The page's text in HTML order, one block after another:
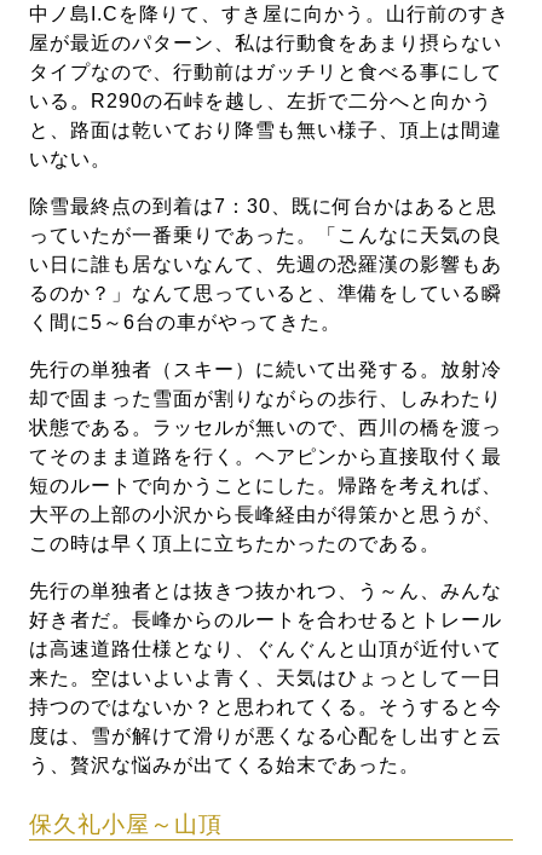
中ノ島I.Cを降りて、すき屋に向かう。山行前のすき
屋が最近のパターン、私は行動食をあまり摂らない
タイプなので、行動前はガッチリと食べる事にして
いる。R290の石峠を越し、左折で二分へと向かう
と、路面は乾いており降雪も無い様子、頂上は間違
いない。
除雪最終点の到着は7：30、既に何台かはあると思
っていたが一番乗りであった。「こんなに天気の良
い日に誰も居ないなんて、先週の恐羅漢の影響もあ
るのか？」なんて思っていると、準備をしている瞬
く間に5～6台の車がやってきた。
先行の単独者（スキー）に続いて出発する。放射冷
却で固まった雪面が割りながらの歩行、しみわたり
状態である。ラッセルが無いので、西川の橋を渡っ
てそのまま道路を行く。ヘアピンから直接取付く最
短のルートで向かうことにした。帰路を考えれば、
大平の上部の小沢から長峰経由が得策かと思うが、
この時は早く頂上に立ちたかったのである。
先行の単独者とは抜きつ抜かれつ、う～ん、みんな
好き者だ。長峰からのルートを合わせるとトレール
は高速道路仕様となり、ぐんぐんと山頂が近付いて
来た。空はいよいよ青く、天気はひょっとして一日
持つのではないか？と思われてくる。そうすると今
度は、雪が解けて滑りが悪くなる心配をし出すと云
う、贅沢な悩みが出てくる始末であった。
保久礼小屋～山頂